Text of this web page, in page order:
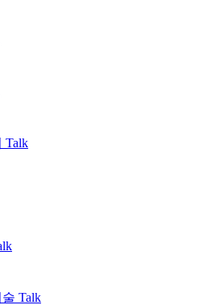
Talk
Talk